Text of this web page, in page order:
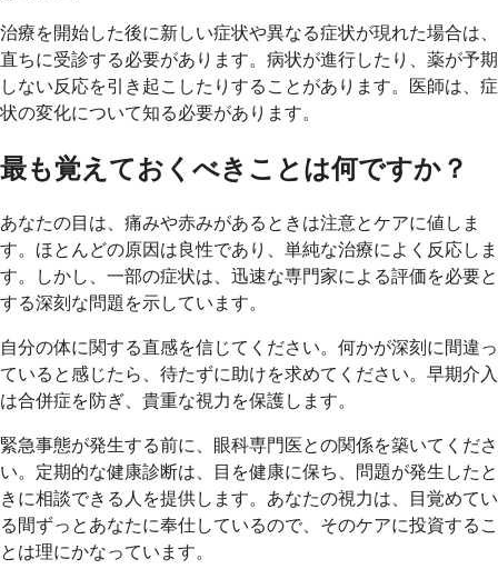
治療を開始した後に新しい症状や異なる症状が現れた場合は、
直ちに受診する必要があります。病状が進行したり、薬が予期
しない反応を引き起こしたりすることがあります。医師は、症
状の変化について知る必要があります。
最も覚えておくべきことは何ですか？
あなたの目は、痛みや赤みがあるときは注意とケアに値しま
す。ほとんどの原因は良性であり、単純な治療によく反応しま
す。しかし、一部の症状は、迅速な専門家による評価を必要と
する深刻な問題を示しています。
自分の体に関する直感を信じてください。何かが深刻に間違っ
ていると感じたら、待たずに助けを求めてください。早期介入
は合併症を防ぎ、貴重な視力を保護します。
緊急事態が発生する前に、眼科専門医との関係を築いてくださ
い。定期的な健康診断は、目を健康に保ち、問題が発生したと
きに相談できる人を提供します。あなたの視力は、目覚めてい
る間ずっとあなたに奉仕しているので、そのケアに投資するこ
とは理にかなっています。